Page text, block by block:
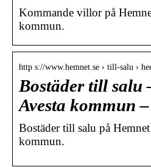
Kommande villor på
kommun.
http s://www.hemnet.se › till-salu ›
Bostäder till salu
Avesta kommun
Bostäder till salu på
kommun.